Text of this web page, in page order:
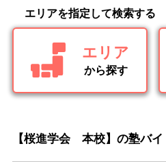
エリアを指定して検索する
エリア
から探す
【桜進学会 本校】の塾バ